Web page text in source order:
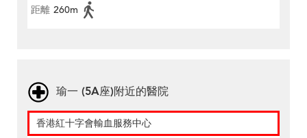
距離 260m
瑜一 (5A座)附近的醫院
香港紅十字會輸血服務中心